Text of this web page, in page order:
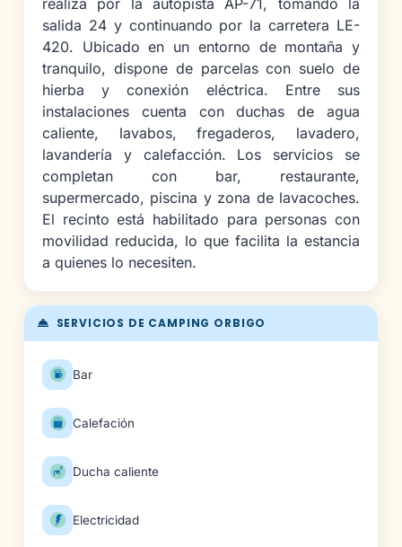
SERVICIOS DE CAMPING ORBIGO
Bar
Calefación
Ducha caliente
Electricidad
salida 24 y continuando por la carretera LE-
420. Ubicado en un entorno de montaña y
tranquilo, dispone de parcelas con suelo de
hierba y conexión eléctrica. Entre sus
instalaciones cuenta con duchas de agua
caliente, lavabos, fregaderos, lavadero,
lavandería y calefacción. Los servicios se
completan con bar, restaurante,
supermercado, piscina y zona de lavacoches.
El recinto está habilitado para personas con
movilidad reducida, lo que facilita la estancia
a quienes lo necesiten.